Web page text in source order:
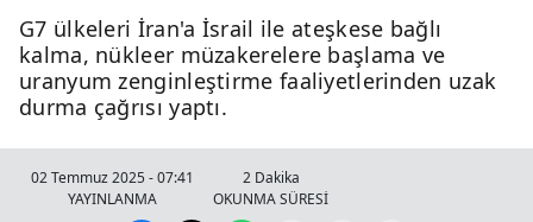
G7 ülkeleri İran'a İsrail ile ateşkese bağlı
kalma, nükleer müzakerelere başlama ve
uranyum zenginleştirme faaliyetlerinden uzak
durma çağrısı yaptı.
02 Temmuz 2025 - 07:41
YAYINLANMA
2 Dakika
OKUNMA SÜRESİ